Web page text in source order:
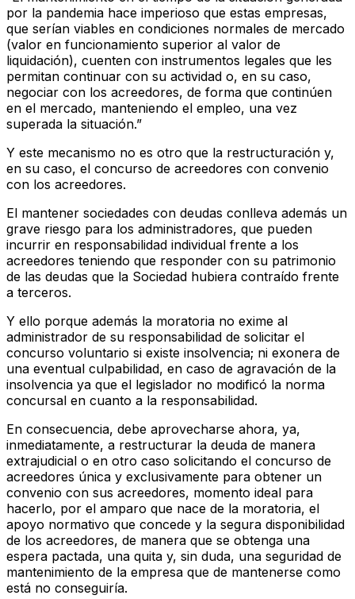
por la pandemia hace imperioso que estas empresas,
que serían viables en condiciones normales de mercado
(valor en funcionamiento superior al valor de
liquidación), cuenten con instrumentos legales que les
permitan continuar con su actividad o, en su caso,
negociar con los acreedores, de forma que continúen
en el mercado, manteniendo el empleo, una vez
superada la situación.”
Y este mecanismo no es otro que la restructuración y,
en su caso, el concurso de acreedores con convenio
con los acreedores.
El mantener sociedades con deudas conlleva además un
grave riesgo para los administradores, que pueden
incurrir en responsabilidad individual frente a los
acreedores teniendo que responder con su patrimonio
de las deudas que la Sociedad hubiera contraído frente
a terceros.
Y ello porque además la moratoria no exime al
administrador de su responsabilidad de solicitar el
concurso voluntario si existe insolvencia; ni exonera de
una eventual culpabilidad, en caso de agravación de la
insolvencia ya que el legislador no modificó la norma
concursal en cuanto a la responsabilidad.
En consecuencia, debe aprovecharse ahora, ya,
inmediatamente, a restructurar la deuda de manera
extrajudicial o en otro caso solicitando el concurso de
acreedores única y exclusivamente para obtener un
convenio con sus acreedores, momento ideal para
hacerlo, por el amparo que nace de la moratoria, el
apoyo normativo que concede y la segura disponibilidad
de los acreedores, de manera que se obtenga una
espera pactada, una quita y, sin duda, una seguridad de
mantenimiento de la empresa que de mantenerse como
está no conseguiría.